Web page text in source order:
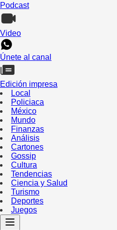
Podcast
Video
Únete al canal
Edición impresa
Local
Policiaca
México
Mundo
Finanzas
Análisis
Cartones
Gossip
Cultura
Tendencias
Ciencia y Salud
Turismo
Deportes
Juegos